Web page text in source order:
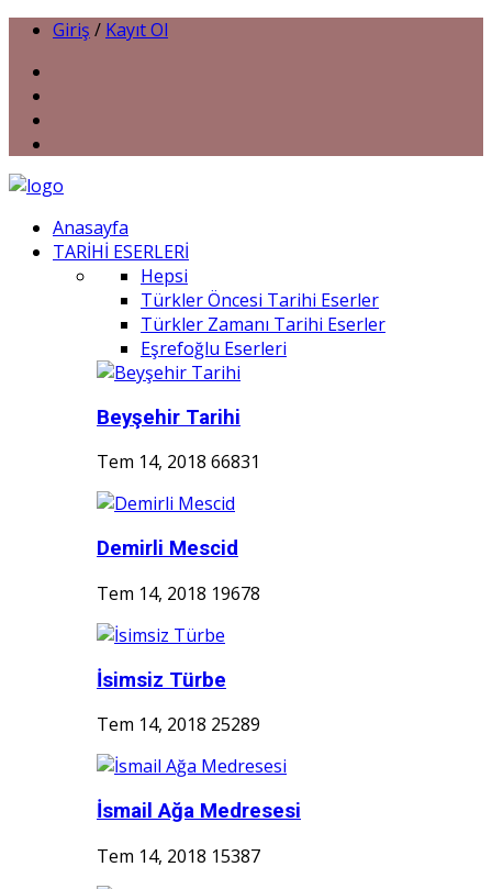
Giriş / Kayıt Ol
Anasayfa
TARİHİ ESERLERİ
Hepsi
Türkler Öncesi Tarihi Eserler
Türkler Zamanı Tarihi Eserler
Eşrefoğlu Eserleri
Beyşehir Tarihi
Tem 14, 2018 66831
Demirli Mescid
Tem 14, 2018 19678
İsimsiz Türbe
Tem 14, 2018 25289
İsmail Ağa Medresesi
Tem 14, 2018 15387